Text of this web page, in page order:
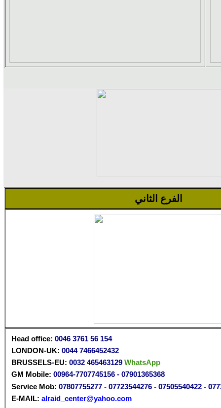
الفرع الثاني
Head office: 0046 3761 56 154
LONDON-UK: ‎ 0044 7466452432
BRUSSELS-EU: 0032 465463129 WhatsApp
GM Mobile: 00964-7707745156 - 07901365368
Service Mob: 07807755277- 07723544276- 07505540422-
E-MAIL: alraid_center@yahoo.com